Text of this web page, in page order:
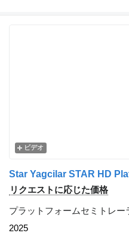
ビデオ
Star Yagcilar STAR HD
リクエストに応じた価格
プラットフォームセミトレー
2025